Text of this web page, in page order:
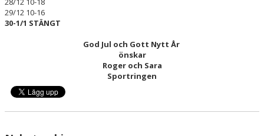
29/12 10-16
30-1/1 STÄNGT
God Jul och Gott Nytt År
önskar
Roger och Sara
Sportringen